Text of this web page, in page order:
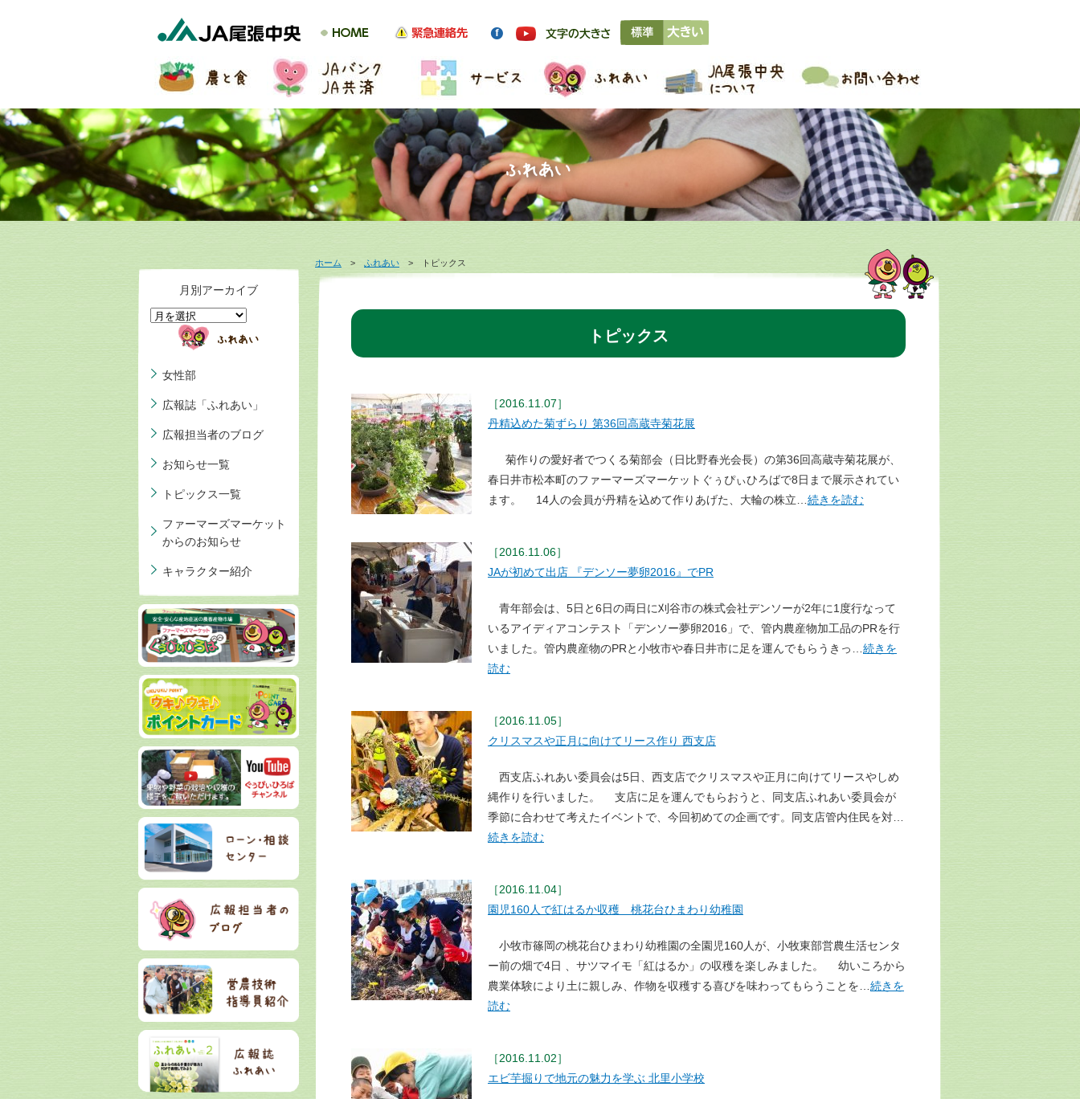
ホーム > ふれあい > トピックス
トピックス
［2016.11.07］
丹精込めた菊ずらり 第36回高蔵寺菊花展
菊作りの愛好者でつくる菊部会（日比野春光会長）の第36回高蔵寺菊花展が、
春日井市松本町のファーマーズマーケットぐぅぴぃひろばで8日まで展示されてい
ます。 14人の会員が丹精を込めて作りあげた、大輪の株立… 続きを読む
［2016.11.06］
JAが初めて出店 『デンソー夢卵2016』でPR
青年部会は、5日と6日の両日に刈谷市の株式会社デンソーが2年に1度行なって
いるアイディアコンテスト「デンソー夢卵2016」で、管内農産物加工品のPRを行
いました。管内農産物のPRと小牧市や春日井市に足を運んでもらうきっ… 続きを
読む
［2016.11.05］
クリスマスや正月に向けてリース作り 西支店
西支店ふれあい委員会は5日、西支店でクリスマスや正月に向けてリースやしめ
縄作りを行いました。 支店に足を運んでもらおうと、同支店ふれあい委員会が
季節に合わせて考えたイベントで、今回初めての企画です。同支店管内住民を対…
続きを読む
［2016.11.04］
園児160人で紅はるか収穫 桃花台ひまわり幼稚園
小牧市篠岡の桃花台ひまわり幼稚園の全園児160人が、小牧東部営農生活センタ
ー前の畑で4日 、サツマイモ「紅はるか」の収穫を楽しみました。 幼いころから
農業体験により土に親しみ、作物を収穫する喜びを味わってもらうことを… 続きを
読む
［2016.11.02］
エビ芋掘りで地元の魅力を学ぶ 北里小学校
月別アーカイブ
女性部
広報誌「ふれあい」
広報担当者のブログ
お知らせ一覧
トピックス一覧
ファーマーズマーケット
からのお知らせ
キャラクター紹介